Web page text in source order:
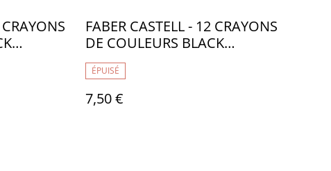
FABER CASTELL - 12 CRAYONS
DE COULEURS BLACK
EDITION - FB008
ÉPUISÉ
7,50 €